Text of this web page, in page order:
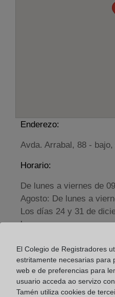
Enderezo:
Avda. Arrabal, 88 - bajo,
Horario:
De lunes a viernes de
Agosto: De lunes a
Los días 24 y 31 de
horas
Datos de contacto:
(96) 230 07 48
El Colegio de Registradores
estritamente necesarias para
web e de preferencias para
usuario acceda ao servizo
Tamén utiliza cookies de